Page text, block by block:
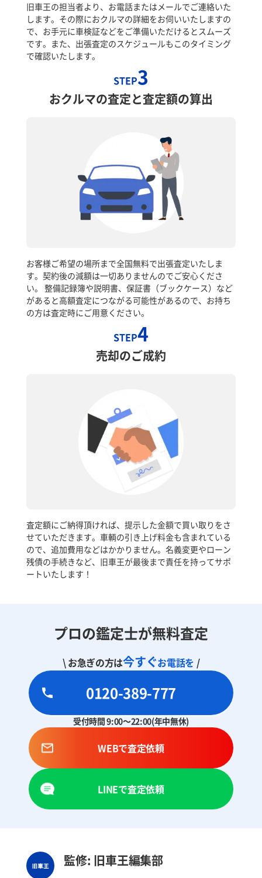
旧車王の担当者より、お電話またはメールでご連絡いた
します。その際におクルマの詳細をお伺いいたしますの
で、お手元に車検証などをご準備いただけるとスムーズ
です。また、出張査定のスケジュールもこのタイミング
で確認いたします。
STEP3
おクルマの査定と査定額の算出
お客様ご希望の場所まで全国無料で出張査定いたしま
す。契約後の減額は一切ありませんのでご安心くださ
い。 整備記録簿や説明書、保証書（ブックケース）など
があると高額査定につながる可能性があるので、お持ち
の方は査定時にご用意ください。
STEP4
売却のご成約
査定額にご納得頂ければ、提示した金額で買い取りをさ
せていただきます。車輌の引き上げ料金も含まれている
ので、追加費用などはかかりません。名義変更やローン
残債の手続きなど、旧車王が最後まで責任を持ってサポ
ートいたします！
プロの鑑定士が無料査定
\ お急ぎの方は今すぐお電話を /
0120-389-777
受付時間 9:00～22:00(年中無休)
WEBで査定依頼
LINEで査定依頼
監修: 旧車王編集部